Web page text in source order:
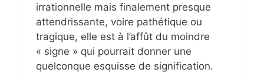
irrationnelle mais finalement presque
attendrissante, voire pathétique ou
tragique, elle est à l’affût du moindre
« signe » qui pourrait donner une
quelconque esquisse de signification.